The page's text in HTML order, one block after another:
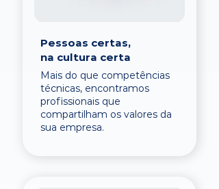
Pessoas certas,
na cultura certa
Mais do que competências
técnicas, encontramos
profissionais que
compartilham os valores da
sua empresa.